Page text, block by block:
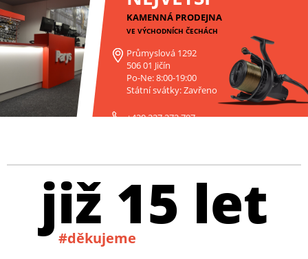
KAMENNÁ PRODEJNA
VE VÝCHODNÍCH ČECHÁCH
Průmyslová 1292
506 01 Jičín
Po-Ne: 8:00-19:00
Státní svátky: Zavřeno
+420 227 272 797
již 15 let
#děkujeme